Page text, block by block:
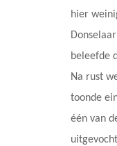
hier
beleefde
Na rust
toonde
één van